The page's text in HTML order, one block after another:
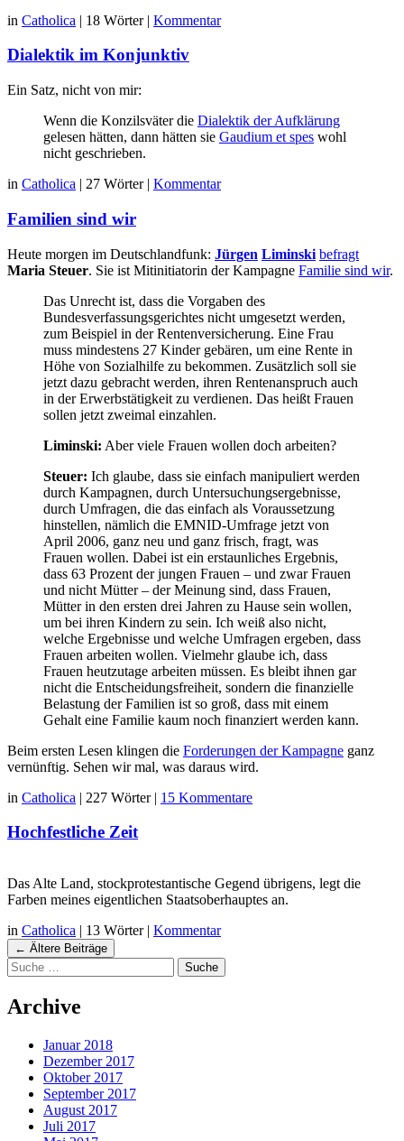
in Catholica | 18 Wörter | Kommentar
Dialektik im Konjunktiv
Ein Satz, nicht von mir:
Wenn die Konzilsväter die Dialektik der Aufklärung
gelesen hätten, dann hätten sie Gaudium et spes wohl
nicht geschrieben.
in Catholica | 27 Wörter | Kommentar
Familien sind wir
Heute morgen im Deutschlandfunk: Jürgen Liminski befragt
Maria Steuer. Sie ist Mitinitiatorin der Kampagne Familie sind wir.
Das Unrecht ist, dass die Vorgaben des
Bundesverfassungsgerichtes nicht umgesetzt werden,
zum Beispiel in der Rentenversicherung. Eine Frau
muss mindestens 27 Kinder gebären, um eine Rente in
Höhe von Sozialhilfe zu bekommen. Zusätzlich soll sie
jetzt dazu gebracht werden, ihren Rentenanspruch auch
in der Erwerbstätigkeit zu verdienen. Das heißt Frauen
sollen jetzt zweimal einzahlen.
Liminski: Aber viele Frauen wollen doch arbeiten?
Steuer: Ich glaube, dass sie einfach manipuliert werden
durch Kampagnen, durch Untersuchungsergebnisse,
durch Umfragen, die das einfach als Voraussetzung
hinstellen, nämlich die EMNID-Umfrage jetzt von
April 2006, ganz neu und ganz frisch, fragt, was
Frauen wollen. Dabei ist ein erstaunliches Ergebnis,
dass 63 Prozent der jungen Frauen – und zwar Frauen
und nicht Mütter – der Meinung sind, dass Frauen,
Mütter in den ersten drei Jahren zu Hause sein wollen,
um bei ihren Kindern zu sein. Ich weiß also nicht,
welche Ergebnisse und welche Umfragen ergeben, dass
Frauen arbeiten wollen. Vielmehr glaube ich, dass
Frauen heutzutage arbeiten müssen. Es bleibt ihnen gar
nicht die Entscheidungsfreiheit, sondern die finanzielle
Belastung der Familien ist so groß, dass mit einem
Gehalt eine Familie kaum noch finanziert werden kann.
Beim ersten Lesen klingen die Forderungen der Kampagne ganz
vernünftig. Sehen wir mal, was daraus wird.
in Catholica | 227 Wörter | 15 Kommentare
Hochfestliche Zeit
Das Alte Land, stockprotestantische Gegend übrigens, legt die
Farben meines eigentlichen Staatsoberhauptes an.
in Catholica | 13 Wörter | Kommentar
Navigation
Beiträgen
← Ältere Beiträge
Suche
Archive
Januar 2018
Dezember 2017
Oktober 2017
September 2017
August 2017
Juli 2017